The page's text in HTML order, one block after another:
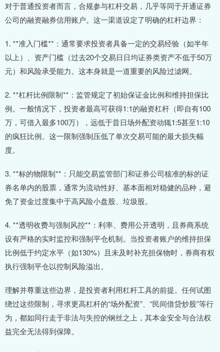
对于普通投资者而言，合规参与杠杆交易，几乎等同于开通证券
公司的融资融券信用账户。这一渠道设定了明确的杠杆边界：
1. **准入门槛**：通常要求投资者具备一定的交易经验（如半年
以上）、资产门槛（过去20个交易日日均证券类资产不低于50万
元）和风险承受能力。这本身就是一道重要的风险过滤网。
2. **杠杆比例限制**：监管规定了初始保证金比例和维持担保比
例。一般情况下，投资者最高可获得1:1的融资杠杆（即自有100
万，可借入最多100万），远低于昔日场外配资动辄1:5甚至1:10
的疯狂比例。这一限制强制压低了单次交易可能的最大损失幅
度。
3. **标的物限制**：只能交易监管部门和证券公司核准的标的证
券名单内的股票，通常为流动性好、基本面相对稳健的品种，避
免了资金过度集中于高风险小盘股、垃圾股。
4. **透明收费与强制风控**：利率、费用公开透明，且券商系统
设有严格的实时监控和强制平仓机制。当投资者账户的维持担保
比例低于约定水平（如130%）且未及时补充担保物时，券商有权
执行强制平仓以控制风险溢出。
理解并尊重这些边界，是投资者利用杠杆工具的前提。任何试图
绕过这些限制，寻求更高杠杆的“场外配资”、“民间借贷炒股”等行
为，都如同行走于非法与失控的钢丝之上，其本金安全与合法权
益完全无法得到保障。